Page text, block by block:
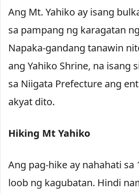
Ang Mt. Yahiko ay isang
sa pampang ng karagatan
Napaka-gandang tanawin
ang Yahiko Shrine, na isang
sa Niigata Prefecture ang
akyat dito.
Hiking Mt Yahiko
Ang pag-hike ay nahahati sa
loob ng kagubatan. Hindi